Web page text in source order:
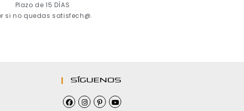
Plazo de 15 DÍAS
si no quedas satisfech@.
Síguenos